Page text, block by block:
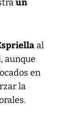
al
aunque
en
la